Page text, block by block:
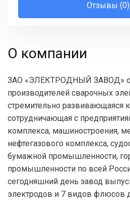
Отзывы (0)
О компании
ЗАО «ЭЛЕКТРОДНЫЙ ЗАВОД»
производителей сварочных
стремительно развивающаяся
сотрудничающая с
комплекса, машиностроения,
нефтегазового комплекса,
бумажной промышленности,
промышленности по всей
сегодняшний день завод
электродов и 7 видов флюсов